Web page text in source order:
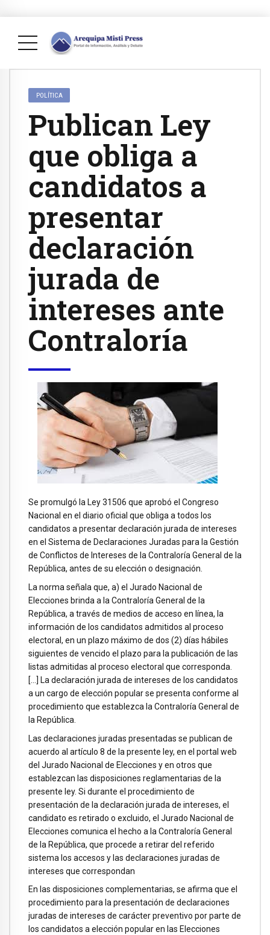
POLÍTICA
Publican Ley
que obliga a
candidatos a
presentar
declaración
jurada de
intereses ante
Contraloría
Se promulgó la Ley 31506 que aprobó el Congreso
Nacional en el diario oficial que obliga a todos los
candidatos a presentar declaración jurada de intereses
en el Sistema de Declaraciones Juradas para la Gestión
de Conflictos de Intereses de la Contraloría General de la
República, antes de su elección o designación.
La norma señala que, a) el Jurado Nacional de
Elecciones brinda a la Contraloría General de la
República, a través de medios de acceso en línea, la
información de los candidatos admitidos al proceso
electoral, en un plazo máximo de dos (2) días hábiles
siguientes de vencido el plazo para la publicación de las
listas admitidas al proceso electoral que corresponda.
[…] La declaración jurada de intereses de los candidatos
a un cargo de elección popular se presenta conforme al
procedimiento que establezca la Contraloría General de
la República.
Las declaraciones juradas presentadas se publican de
acuerdo al artículo 8 de la presente ley, en el portal web
del Jurado Nacional de Elecciones y en otros que
establezcan las disposiciones reglamentarias de la
presente ley. Si durante el procedimiento de
presentación de la declaración jurada de intereses, el
candidato es retirado o excluido, el Jurado Nacional de
Elecciones comunica el hecho a la Contraloría General
de la República, que procede a retirar del referido
sistema los accesos y las declaraciones juradas de
intereses que correspondan
En las disposiciones complementarias, se afirma que el
procedimiento para la presentación de declaraciones
juradas de intereses de carácter preventivo por parte de
los candidatos a elección popular en las Elecciones